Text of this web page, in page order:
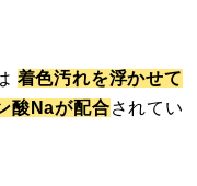
着色汚れを浮かせて
酸Naが配合されてい